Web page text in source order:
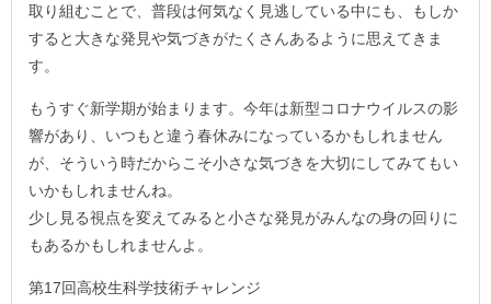
取り組むことで、普段は何気なく見逃している中にも、もしか
すると大きな発見や気づきがたくさんあるように思えてきま
す。
もうすぐ新学期が始まります。今年は新型コロナウイルスの影
響があり、いつもと違う春休みになっているかもしれません
が、そういう時だからこそ小さな気づきを大切にしてみてもい
いかもしれませんね。
少し見る視点を変えてみると小さな発見がみんなの身の回りに
もあるかもしれませんよ。
第17回高校生科学技術チャレンジ